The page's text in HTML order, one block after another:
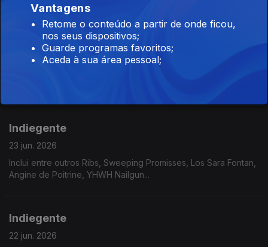
Indiegente
24 jun. 2026
Indiegente
23 jun. 2026
Inclui entre outros Ribs, Sweeping Promisses, Los Sara Fontan,
Angine de Poitrine, YHWH Nailgun...
Indiegente
22 jun. 2026
Vantagens
Retome o conteúdo a partir de onde ficou,
nos seus dispositivos;
Guarde programas favoritos;
Aceda à sua área pessoal;